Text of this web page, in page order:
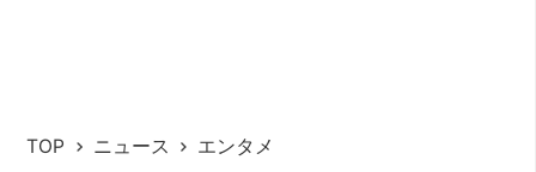
TOP ニュース エンタメ